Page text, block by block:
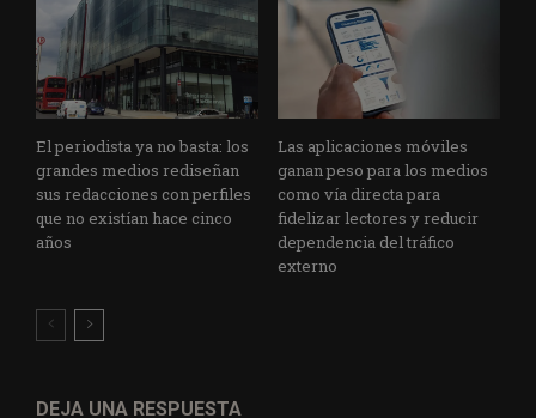
El periodista ya no basta: los
grandes medios rediseñan
sus redacciones con perfiles
que no existían hace cinco
años
Las aplicaciones móviles
ganan peso para los medios
como vía directa para
fidelizar lectores y reducir
dependencia del tráfico
externo
DEJA UNA RESPUESTA